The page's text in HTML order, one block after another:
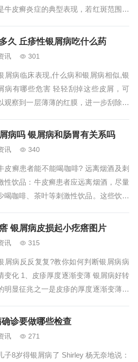
牛皮癣炎症的典型表现，若红斑范围缩
作为主要症状之一，若其厚度变薄、数
或完全消失，提示炎症得到控制。牛皮
好转的迹象主...
久 丘疹性银屑病吃什么药
讯 301
屑病临床表现,什么病和银屑病相似,银
病有哪些危害 轻轻刮掉这些皮屑，可
观察到一层薄薄的红膜，进一步刮除红
典型特征。皮疹形态与变化：银屑病早
的发展，这些皮疹会逐渐扩大并增多，
的会相互...
病吗 银屑病和肠胃有关系吗
讯 340
皮癣患者能不能喝咖啡? 远离烟酒及刺
性饮品：牛皮癣患者应远离烟酒，尽量
喝咖啡、茶叶等刺激性饮品。这些饮品
而不利于牛皮癣的病情康复。综上所
和富含胶质的食物，同时远离烟酒及刺
性饮品。两类...
银屑病皮损起小疙瘩图片
讯 315
屑病反反复复?教你如何判断银屑病病
变化 1、皮疹厚度逐渐变薄 银屑病好转
明显征兆之一是皮疹的厚度逐渐变薄。
并变平，逐渐接近正常皮肤的状态。随
好转的重要标志。2、正确认识病情 病
诊要做哪些检查
讯 271
子8岁得银屑病了 Shirley 杨无奈地说：